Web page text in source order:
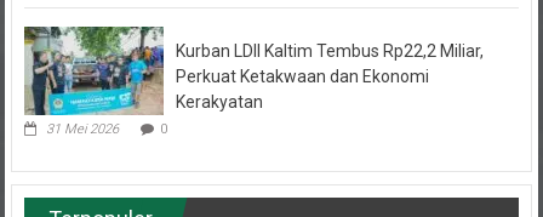
Perkuat Ketakwaan dan Ekonomi
Kerakyatan
31 Mei 2026 0
Terpopuler